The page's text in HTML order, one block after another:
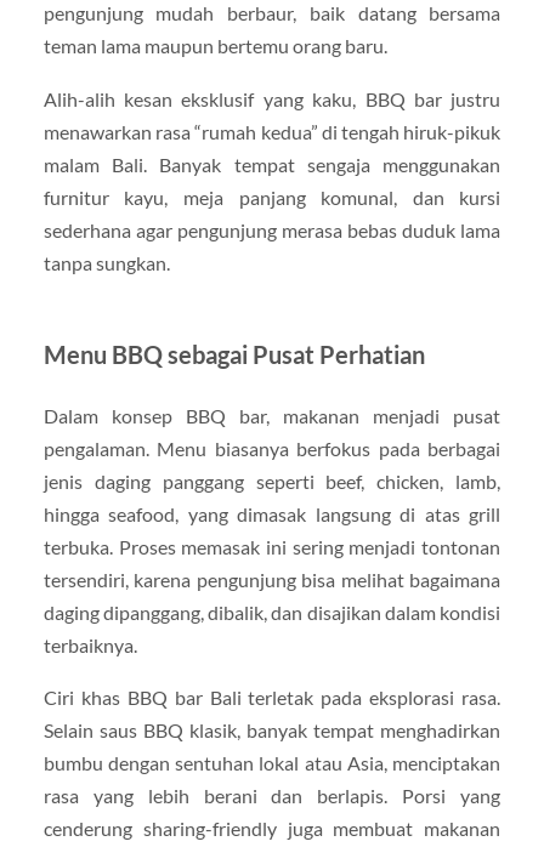
pengunjung mudah berbaur, baik datang bersama
teman lama maupun bertemu orang baru.
Alih-alih kesan eksklusif yang kaku, BBQ bar justru
menawarkan rasa “rumah kedua” di tengah hiruk-pikuk
malam Bali. Banyak tempat sengaja menggunakan
furnitur kayu, meja panjang komunal, dan kursi
sederhana agar pengunjung merasa bebas duduk lama
tanpa sungkan.
Menu BBQ sebagai Pusat Perhatian
Dalam konsep BBQ bar, makanan menjadi pusat
pengalaman. Menu biasanya berfokus pada berbagai
jenis daging panggang seperti beef, chicken, lamb,
hingga seafood, yang dimasak langsung di atas grill
terbuka. Proses memasak ini sering menjadi tontonan
tersendiri, karena pengunjung bisa melihat bagaimana
daging dipanggang, dibalik, dan disajikan dalam kondisi
terbaiknya.
Ciri khas BBQ bar Bali terletak pada eksplorasi rasa.
Selain saus BBQ klasik, banyak tempat menghadirkan
bumbu dengan sentuhan lokal atau Asia, menciptakan
rasa yang lebih berani dan berlapis. Porsi yang
cenderung sharing-friendly juga membuat makanan